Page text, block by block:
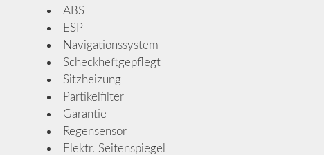
ABS
ESP
Navigationssystem
Scheckheftgepflegt
Sitzheizung
Partikelfilter
Garantie
Regensensor
Elektr. Seitenspiegel